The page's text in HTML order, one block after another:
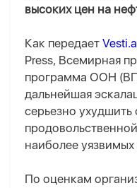
высоких цен на
Как передает
Press, Всемирная
программа ООН
дальнейшая
серьезно
наиболее уязвимых
По оценкам